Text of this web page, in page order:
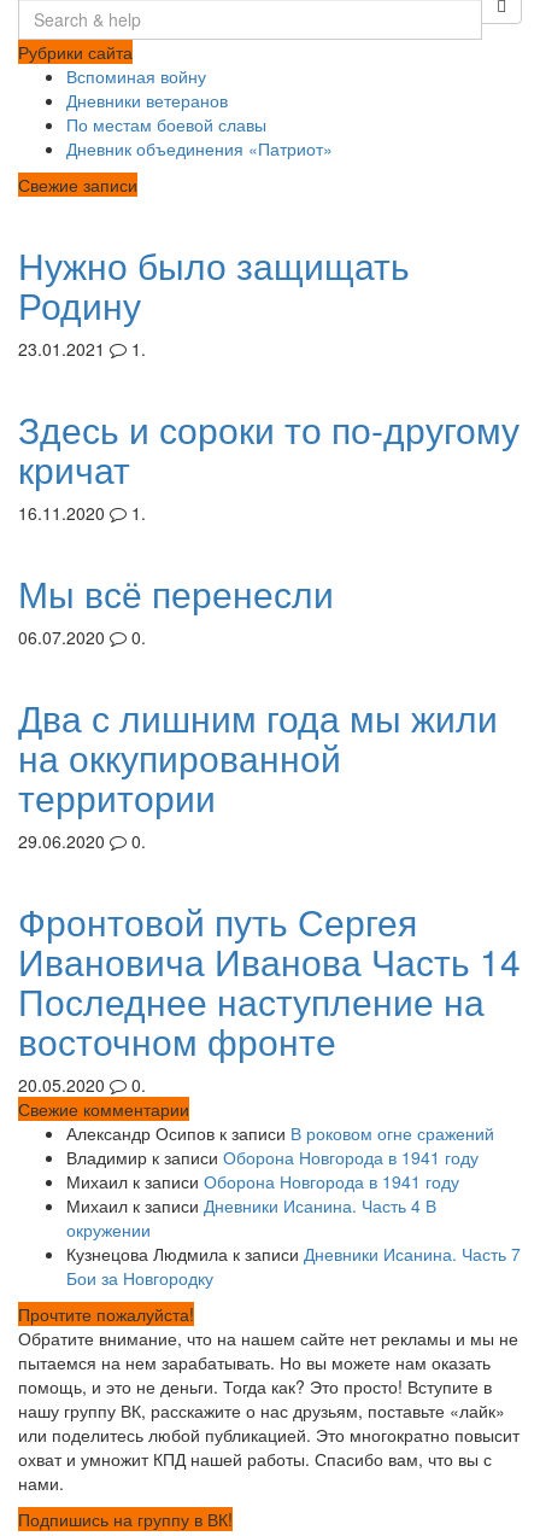
Рубрики сайта
Вспоминая войну
Дневники ветеранов
По местам боевой славы
Дневник объединения «Патриот»
Свежие записи
Нужно было защищать
Родину
23.01.2021 1.
Здесь и сороки то по-другому
кричат
16.11.2020 1.
Мы всё перенесли
06.07.2020 0.
Два с лишним года мы жили
на оккупированной
территории
29.06.2020 0.
Фронтовой путь Сергея
Ивановича Иванова Часть 14
Последнее наступление на
восточном фронте
20.05.2020
0.
Свежие комментарии
Александр Осипов к записи В роковом огне сражений
Владимир к записи Оборона Новгорода в 1941 году
Михаил к записи Оборона Новгорода в 1941 году
Михаил к записи Дневники Исанина. Часть 4 В
окружении
Кузнецова Людмила к записи Дневники Исанина. Часть 7
Бои за Новгородку
Прочтите пожалуйста!
Обратите внимание, что на нашем сайте нет рекламы и мы не
пытаемся на нем зарабатывать. Но вы можете нам оказать
помощь, и это не деньги. Тогда как? Это просто! Вступите в
нашу группу ВК, расскажите о нас друзьям, поставьте «лайк»
или поделитесь любой публикацией. Это многократно повысит
охват и умножит КПД нашей работы. Спасибо вам, что вы с
нами.
Подпишись на группу в ВК!